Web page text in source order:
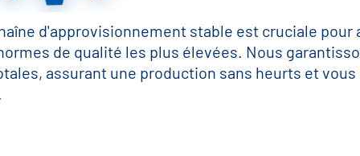
d'approvisionnement stable est cruciale
de qualité les plus élevées. Nous
assurant une production sans heurts et